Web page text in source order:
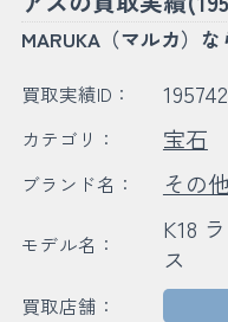
MARUKA（マルカ）
買取実績ID： 195742
カテゴリ： 宝石
ブランド名： その
モデル名：
K18
ス
買取店舗：